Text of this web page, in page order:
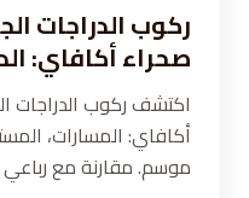
ركوب الدراجات
صحراء أكافاي:
اكتشف ركوب الدراجات
أكافاي: المسارات،
موسم. مقارنة مع رباعي